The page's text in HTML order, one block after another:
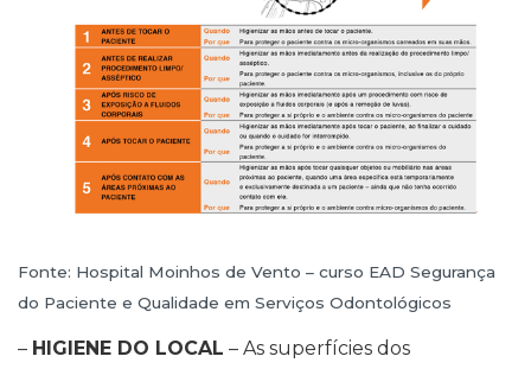
Fonte: Hospital Moinhos de Vento – curso EAD Segurança
do Paciente e Qualidade em Serviços Odontológicos
– HIGIENE DO LOCAL – As superfícies dos